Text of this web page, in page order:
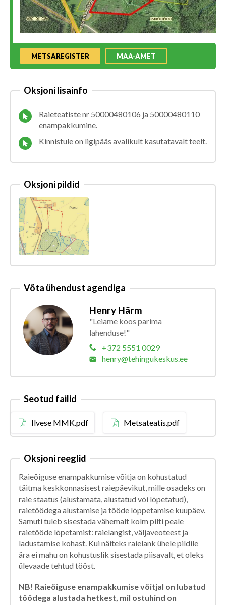
METSAREGISTER MAA-AMET
Oksjoni lisainfo
Raieteatiste nr 50000480106 ja 50000480110
enampakkumine.
Kinnistule on ligipääs avalikult kasutatavalt teelt.
Oksjoni pildid
Võta ühendust agendiga
Henry Härm
"Leiame koos parima
lahenduse!"
+372 5551 0029
henry@tehingukeskus.ee
Seotud failid
Ilvese MMK.pdf Metsateatis.pdf
Oksjoni reeglid
Raieõiguse enampakkumise võitja on kohustatud
täitma keskkonnasisest raiepäevikut, mille osadeks on
raie staatus (alustamata, alustatud või lõpetatud),
raietöödega alustamise ja tööde lõppetamise kuupäev.
Samuti tuleb sisestada vähemalt kolm pilti peale
raietööde lõpetamist: raielangist, väljaveoteest ja
ladustamise kohast. Kui näiteks raielank ühele pildile
ära ei mahu on kohustuslik sisestada piisavalt, et oleks
ülevaade tehtud tööst.
NB! Raieõiguse enampakkumise võitjal on lubatud
töödega alustada hetkest, mil ostuhind on